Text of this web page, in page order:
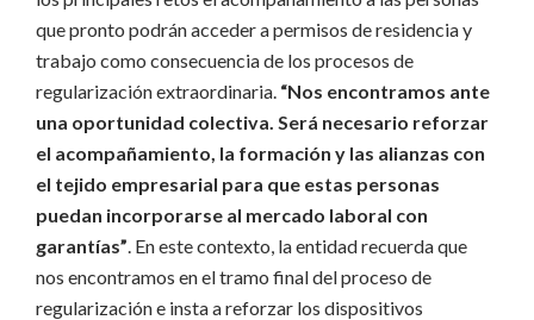
que pronto podrán acceder a permisos de residencia y
trabajo como consecuencia de los procesos de
regularización extraordinaria. “Nos encontramos ante
una oportunidad colectiva. Será necesario reforzar
el acompañamiento, la formación y las alianzas con
el tejido empresarial para que estas personas
puedan incorporarse al mercado laboral con
garantías”. En este contexto, la entidad recuerda que
nos encontramos en el tramo final del proceso de
regularización e insta a reforzar los dispositivos